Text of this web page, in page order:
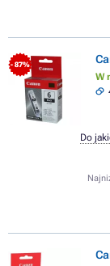
- 87%
W
Do